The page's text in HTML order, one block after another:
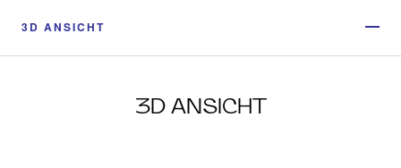
3D ANSICHT
3D ANSICHT